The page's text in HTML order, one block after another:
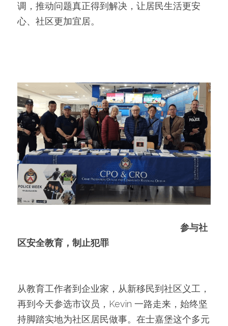
调，推动问题真正得到解决，让居民生活更安
心、社区更加宜居。
参与社
区安全教育，制止犯罪
从教育工作者到企业家，从新移民到社区义工，
再到今天参选市议员，Kevin 一路走来，始终坚
持脚踏实地为社区居民做事。在士嘉堡这个多元